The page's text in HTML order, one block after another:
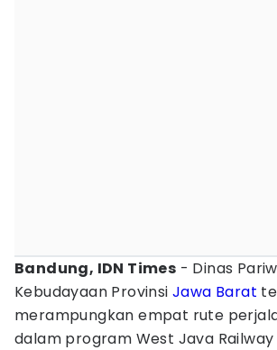
Bandung, IDN Times - Dinas
Kebudayaan Provinsi Jawa Barat
merampungkan empat rute
dalam program West Java Railway